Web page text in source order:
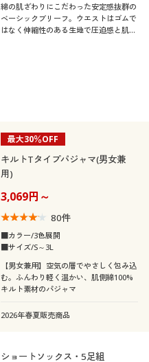
綿の肌ざわりにこだわった安定感抜群の
ベーシックブリーフ。ウエストはゴムで
はなく伸縮性のある生地で圧迫感と肌へ
最大30％OFF
キルトTタイプパジャマ(男女兼
用)
3,069円～
80件
■カラー/3色展開
■サイズ/S～3L
【男女兼用】空気の層でやさしく包み込
む。ふんわり軽く温かい、肌側綿100%
キルト素材のパジャマ
2026年春夏販売商品
ショートソックス・5足組